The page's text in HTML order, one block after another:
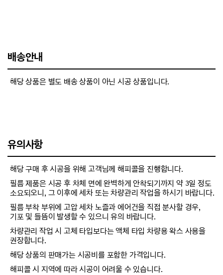
배송안내
해당 상품은 별도 배송 상품이 아닌 시공 상품입니다.
유의사항
해당 구매 후 시공을 위해 고객님께 해피콜을 진행합니다.
필름 제품은 시공 후 차체 면에 완벽하게 안착되기까지 약 3일 정도
소요되오니, 그 이후에 세차 또는 차량관리 작업을 하시기 바랍니다.
필름 부착 부위에 고압 세차 노즐과 에어건을 직접 분사할 경우,
기포 및 들뜸이 발생할 수 있으니 유의 바랍니다.
차량관리 작업 시 고체 타입보다는 액체 타입 차량용 왁스 사용을
권장합니다.
해당 상품의 판매가는 시공비를 포함한 가격입니다.
해피콜 시 지역에 따라 시공이 어려울 수 있습니다.